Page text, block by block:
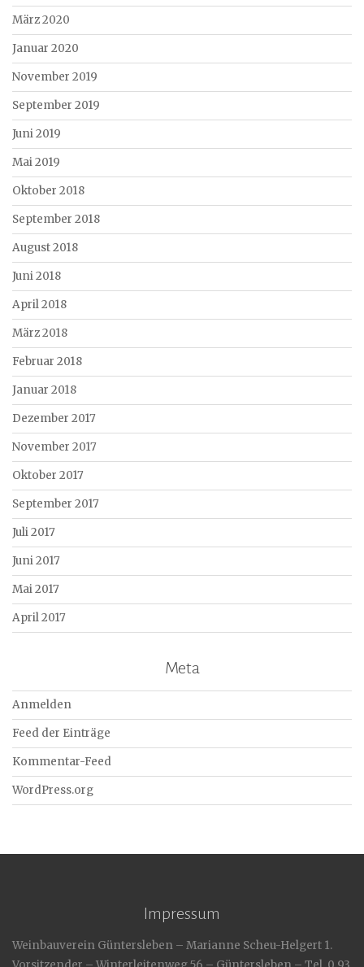
März 2020
Januar 2020
November 2019
September 2019
Juni 2019
Mai 2019
Oktober 2018
September 2018
August 2018
Juni 2018
April 2018
März 2018
Februar 2018
Januar 2018
Dezember 2017
November 2017
Oktober 2017
September 2017
Juli 2017
Juni 2017
Mai 2017
April 2017
Meta
Anmelden
Feed der Einträge
Kommentar-Feed
WordPress.org
Impressum
Weinbauverein Güntersleben – Marianne Scheu-Helgert 1.